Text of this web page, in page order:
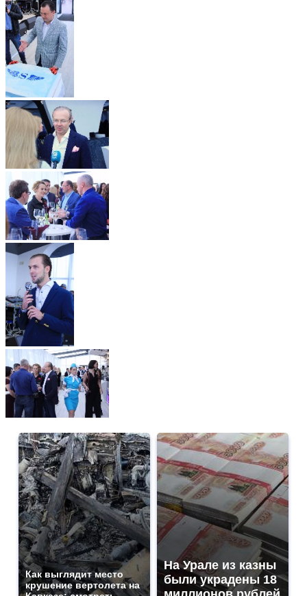
Как выглядит место
крушение вертолета на
На Урале из казны
были украдены 18